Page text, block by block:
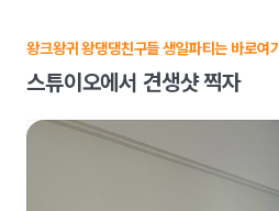
왕크왕귀 왕댕댕친구들 생일파티는 바로여기
스튜이오에서 견생샷 찍자